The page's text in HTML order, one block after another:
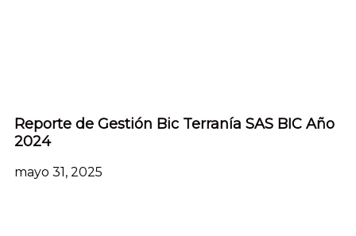
Reporte de Gestión Bic Terranía SAS BIC Año
2024
mayo 31, 2025